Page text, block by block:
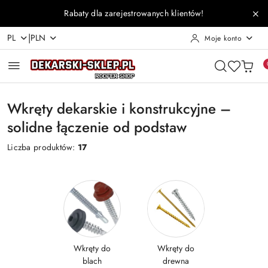
Przejdź do treści głównej
Przejdź do wyszukiwarki
Przejdź do moje konto
Przejdź do menu głównego
Przejdź do stopkiRabaty dla zarejestrowanych klientów!
PL |PLN Moje konto
Wkręty dekarskie i konstrukcyjne –
solidne łączenie od podstaw
Liczba produktów: 17
Wkręty do
blach
Wkręty do
drewna